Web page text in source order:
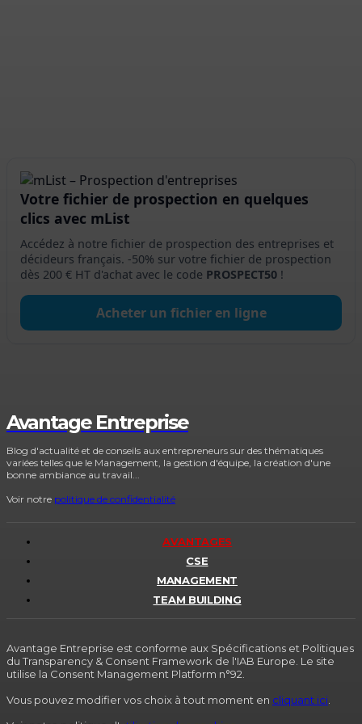
Votre fichier de prospection en quelques
clics avec mList
Accédez à notre fichier de prospection des entreprises et
décideurs français. -50% sur votre fichier de prospection
dès 200 € HT d'achat avec le code PROSPECT50 !
Acheter un fichier en ligne
Avantage Entreprise
Blog d'actualité et de conseils aux entrepreneurs sur des thématiques
variées telles que le Management, la gestion d'équipe, la création d'une
bonne ambiance au travail...
Voir notre politique de confidentialité
AVANTAGES
CSE
MANAGEMENT
TEAM BUILDING
Avantage Entreprise est conforme aux Spécifications et Politiques
du Transparency & Consent Framework de l'IAB Europe. Le site
utilise la Consent Management Platform n°92.
Vous pouvez modifier vos choix à tout moment en cliquant ici